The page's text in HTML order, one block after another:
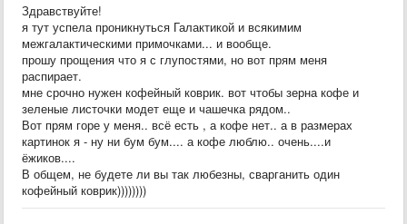
Здравствуйте!
я тут успела проникнуться Галактикой и всякимим
межгалактическими примочками... и вообще.
прошу прощения что я с глупостями, но вот прям меня
распирает.
мне срочно нужен кофейный коврик. вот чтобы зерна кофе и
зеленые листочки модет еще и чашечка рядом..
Вот прям горе у меня.. всё есть , а кофе нет.. а в размерах
картинок я - ну ни бум бум.... а кофе люблю.. очень....и
ёжиков....
В общем, не будете ли вы так любезны, сварганить один
кофейный коврик))))))))